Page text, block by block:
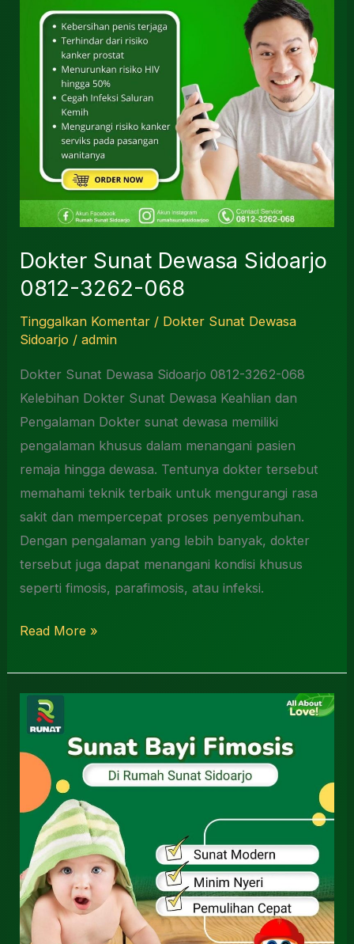
Dokter Sunat Dewasa Sidoarjo
0812-3262-068
Tinggalkan Komentar / Dokter Sunat Dewasa
Sidoarjo /admin
Dokter Sunat Dewasa Sidoarjo 0812-3262-068
Kelebihan Dokter Sunat Dewasa Keahlian dan
Pengalaman Dokter sunat dewasa memiliki
pengalaman khusus dalam menangani pasien
remaja hingga dewasa. Tentunya dokter tersebut
memahami teknik terbaik untuk mengurangi rasa
sakit dan mempercepat proses penyembuhan.
Dengan pengalaman yang lebih banyak, dokter
tersebut juga dapat menangani kondisi khusus
seperti fimosis, parafimosis, atau infeksi.
068
Read More »
Biaya
Sunat
Bayi
Sidoarjo
0812-
3262-
068